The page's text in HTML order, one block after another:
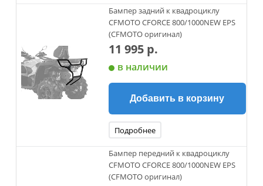
Бампер задний к квадроциклу
CFMOTO CFORCE 800/1000NEW EPS
(CFMOTO оригинал)
11 995 р.
в наличии
Добавить в корзину
Подробнее
Бампер передний к квадроциклу
CFMOTO CFORCE 800/1000NEW EPS
(CFMOTO оригинал)